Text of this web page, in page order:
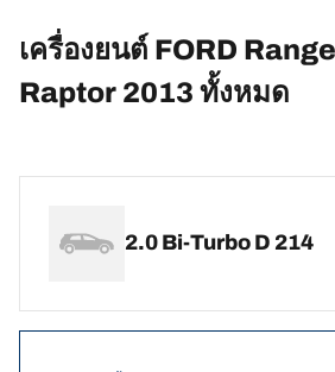
เครื่องยนต์ FORD
Raptor 2013 ทั้งหมด
2.0 Bi-Turbo D 214